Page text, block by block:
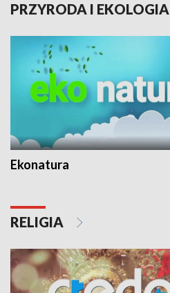
PRZYRODA I EKOLOGIA
Ekonatura
RELIGIA